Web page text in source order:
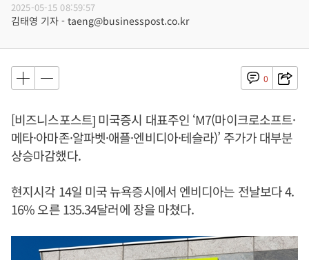
2025-05-15 08:59:57
김태영 기자 - taeng@businesspost.co.kr
0
[비즈니스포스트] 미국증시 대표주인 ‘M7(마이크로소프트·
메타·아마존·알파벳·애플·엔비디아·테슬라)’ 주가가 대부분
상승마감했다.
현지시각 14일 미국 뉴욕증시에서 엔비디아는 전날보다 4.
16% 오른 135.34달러에 장을 마쳤다.